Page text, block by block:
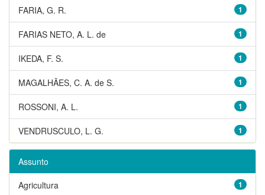
1
FARIA, G. R.
1
FARIAS NETO, A. L. de
1
IKEDA, F. S.
1
MAGALHÃES, C. A. de S.
1
ROSSONI, A. L.
1
VENDRUSCULO, L. G.
Assunto
1
Agricultura